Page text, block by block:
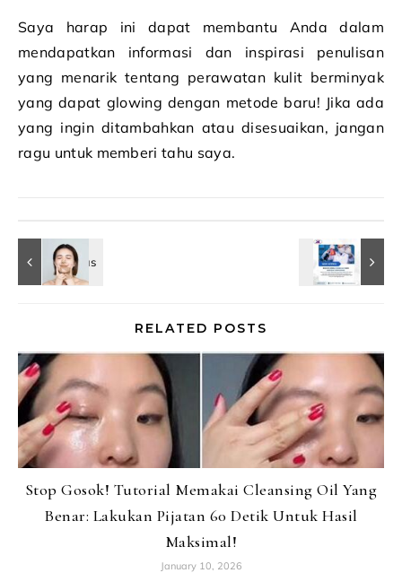
Saya harap ini dapat membantu Anda dalam
mendapatkan informasi dan inspirasi penulisan
yang menarik tentang perawatan kulit berminyak
yang dapat glowing dengan metode baru! Jika ada
yang ingin ditambahkan atau disesuaikan, jangan
ragu untuk memberi tahu saya.
RELATED POSTS
Stop Gosok! Tutorial Memakai Cleansing Oil Yang
Benar: Lakukan Pijatan 60 Detik Untuk Hasil
Maksimal!
January 10, 2026